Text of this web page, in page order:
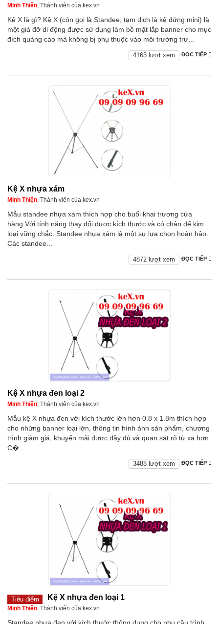
Minh Thiện, Thành viên của kex.vn
Kệ X là gì? Kệ X (còn gọi là Standee, tạm dịch là kệ đứng mini) là
một giá đỡ di động được sử dụng làm bề mặt lắp banner cho mục
đích quảng cáo mà không bị phụ thuộc vào môi trường trư...
ĐỌC TIẾP
4163 lượt xem
Kệ X nhựa xám
Minh Thiện, Thành viên của kex.vn
Mẫu standee nhựa xám thích hợp cho buổi khai trương cửa
hàng.Với tính năng thay đổi được kích thước và có chân đế kim
loại vững chắc. Standee nhựa xám là một sự lựa chọn hoàn hảo.
Các standee...
ĐỌC TIẾP
4872 lượt xem
Kệ X nhựa đen loại 2
Minh Thiện, Thành viên của kex.vn
Mẫu kệ X nhựa đen với kích thước lớn hơn 0.8 x 1.8m thích hợp
cho những banner loại lớn, thông tin hình ảnh sản phẩm, chương
trình giảm giá, khuyến mãi được đầy đủ và quan sát rõ từ xa hơn.
C�...
ĐỌC TIẾP
3488 lượt xem
Tiêu điểm Kệ X nhựa đen loại 1
Minh Thiện, Thành viên của kex.vn